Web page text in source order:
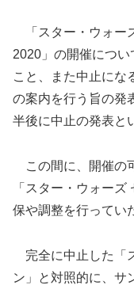
「スター・ウォー
2020」の開催につ
こと、また中止にな
の案内を行う旨の発
半後に中止の発表と
この間に、開催の
「スター・ウォー
保や調整を行ってい
完全に中止した「
ン」と対照的に、サ